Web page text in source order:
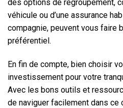
des options de regroupement,
véhicule ou d’une assurance
compagnie, peuvent vous faire
préférentiel.
En fin de compte, bien choisir
investissement pour votre
Avec les bons outils et
de naviguer facilement dans ce